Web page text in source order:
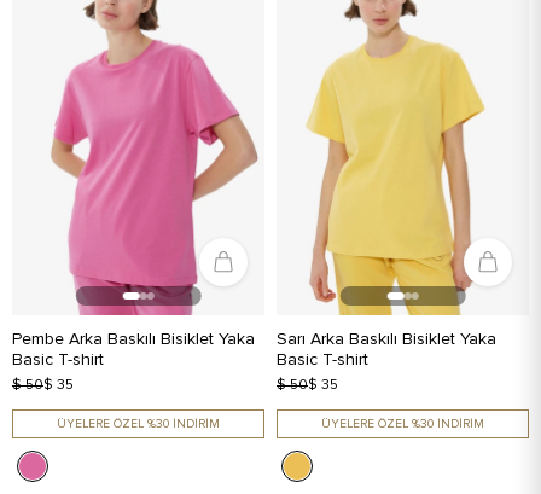
Pembe Arka Baskılı Bisiklet Yaka
Basic T-shirt
$ 50$ 35
ÜYELERE ÖZEL %30 İNDİRİM
Sarı Arka Baskılı Bisiklet Yaka
Basic T-shirt
$ 50$ 35
ÜYELERE ÖZEL %30 İNDİRİM